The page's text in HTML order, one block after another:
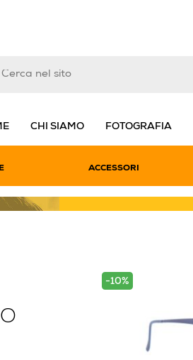
CHI SIAMO FOTOGRAFIA
ACCESSORI
-10%